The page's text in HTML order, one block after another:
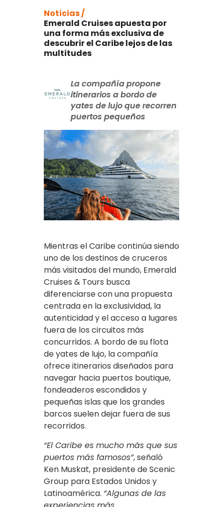
Noticias /
Emerald Cruises apuesta por
una forma más exclusiva de
descubrir el Caribe lejos de las
multitudes
La compañía propone
itinerarios a bordo de
yates de lujo que recorren
puertos pequeños
Mientras el Caribe continúa siendo
uno de los destinos de cruceros
más visitados del mundo, Emerald
Cruises & Tours busca
diferenciarse con una propuesta
centrada en la exclusividad, la
autenticidad y el acceso a lugares
fuera de los circuitos más
concurridos. A bordo de su flota
de yates de lujo, la compañía
ofrece itinerarios diseñados para
navegar hacia puertos boutique,
fondeaderos escondidos y
pequeñas islas que los grandes
barcos suelen dejar fuera de sus
recorridos.
“El Caribe es mucho más que sus
puertos más famosos”, señaló
Ken Muskat, presidente de Scenic
Group para Estados Unidos y
Latinoamérica. “Algunas de las